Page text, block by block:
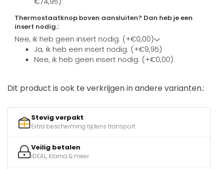
Thermostaatknop boven aansluiten? Dan heb je een
insert nodig.:
Nee, ik heb geen insert nodig. (+€0,00)
Ja, ik heb een insert nodig. (+€9,95)
Nee, ik heb geen insert nodig. (+€0,00)
Dit product is ook te verkrijgen in andere varianten.:
Stevig verpakt
Extra bescherming tijdens transport
Veilig betalen
iDEAL, Klarna & meer